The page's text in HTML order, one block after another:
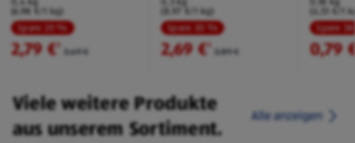
(6,98 €/1 kg)
Spare 20 %
2,79 €² 3,49 €
(8,97 €/1 kg)
Spare 30 %
2,69 €² 3,89 €
(4,51 €/1
Spare
0,79
Viele weitere Produkte
aus unserem Sortiment.
Alle anzeigen